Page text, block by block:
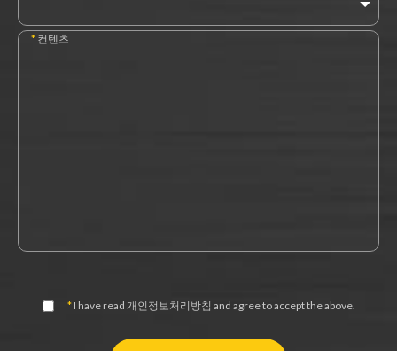
* 컨텐츠
*I have read 개인정보처리방침 and agree to accept the above.